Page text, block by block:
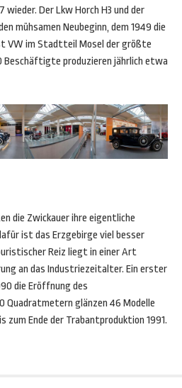
Der Lkw Horch H3 und der
mühsamen Neubeginn, dem 1949 die
VW im Stadtteil Mosel der größte
Beschäftigte produzieren jährlich etwa
die Zwickauer ihre eigentliche
ist das Erzgebirge viel besser
Reiz liegt in einer Art
an das Industriezeitalter. Ein erster
die Eröffnung des
Quadratmetern glänzen 46 Modelle
zum Ende der Trabantproduktion 1991.